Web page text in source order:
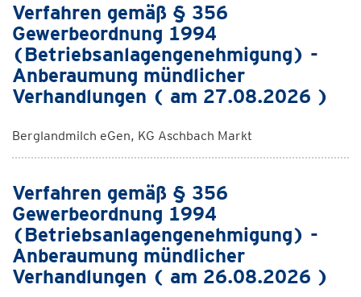
Verfahren gemäß § 356
Gewerbeordnung 1994
(Betriebsanlagengenehmigung) -
Anberaumung mündlicher
Verhandlungen ( am 27.08.2026 )
Berglandmilch eGen, KG Aschbach Markt
Verfahren gemäß § 356
Gewerbeordnung 1994
(Betriebsanlagengenehmigung) -
Anberaumung mündlicher
Verhandlungen ( am 26.08.2026 )